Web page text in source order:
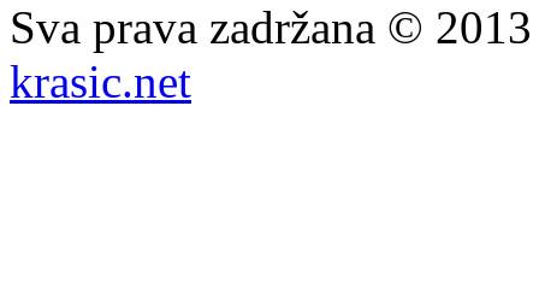
Sva prava zadržana ©
krasic.net